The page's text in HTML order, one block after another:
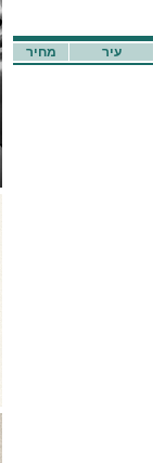
מחיר עיר